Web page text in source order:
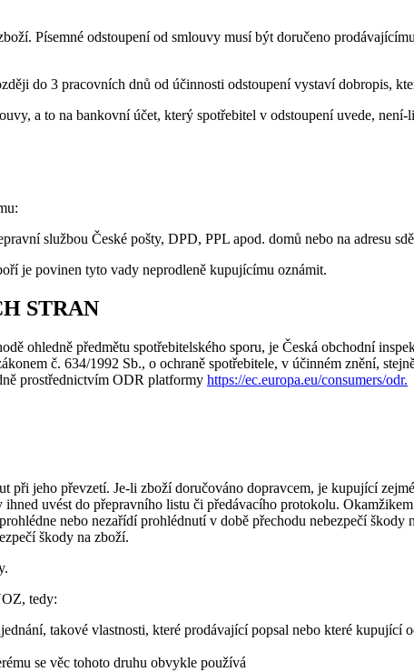
Písemné odstoupení od smlouvy musí být doručeno
do 3 pracovních dnů od účinnosti odstoupení vystaví dobropis,
a to na bankovní účet, který spotřebitel v odstoupení uvede,
službou České pošty, DPD, PPL apod. domů nebo na adresu
je povinen tyto vady neprodleně kupujícímu oznámit.
STRAN
ohledně předmětu spotřebitelského sporu, je Česká obchodní
č. 634/1992 Sb., o ochraně spotřebitele, v účinném znění,
prostřednictvím ODR platformy https://ec.europa.eu/consumers/odr.
jeho převzetí. Je-li zboží doručováno dopravcem, je kupující
uvést do přepravního listu či předávacího protokolu.
nebo nezařídí prohlédnutí v době přechodu nebezpečí
škody na zboží.
tedy:
takové vlastnosti, které prodávající popsal nebo které kupující
se věc tohoto druhu obvykle používá